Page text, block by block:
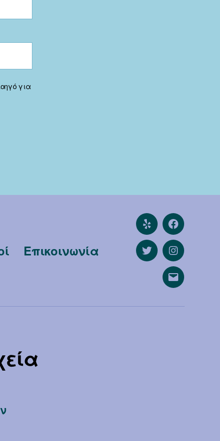
για
Επικοινωνία
Yelp Facebook
TwitterInstagram
Email